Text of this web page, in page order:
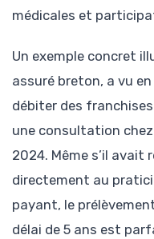
médicales et
Un exemple concret
assuré breton, a vu
débiter des
une consultation
2024. Même s’il
directement au
payant, le
délai de 5 ans est